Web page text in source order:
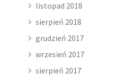
listopad 2018
sierpień 2018
grudzień 2017
wrzesień 2017
sierpień 2017